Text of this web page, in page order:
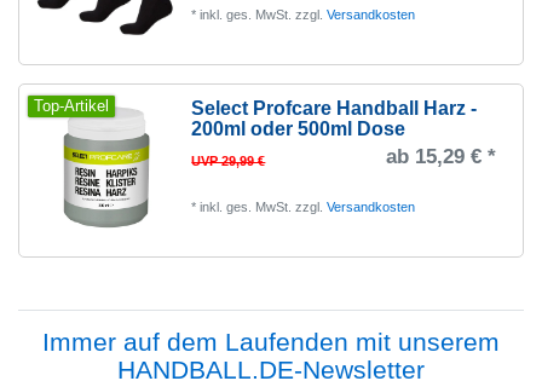
*inkl. ges. MwSt. zzgl.Versandkosten
Top-Artikel
Select Profcare Handball Harz -
200ml oder 500ml Dose
UVP 29,99 € ab 15,29 € *
*inkl. ges. MwSt. zzgl.Versandkosten
Immer auf dem Laufenden mit unserem
HANDBALL.DE-Newsletter